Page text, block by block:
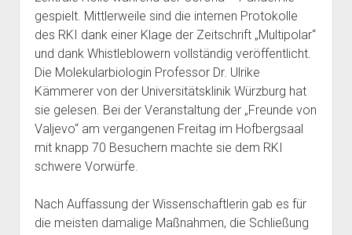
gespielt. Mittlerweile sind die internen Protokolle
des RKI dank einer Klage der Zeitschrift „Multipolar“
und dank Whistleblowern vollständig veröffentlicht.
Die Molekularbiologin Professor Dr. Ulrike
Kämmerer von der Universitätsklinik Würzburg hat
sie gelesen. Bei der Veranstaltung der „Freunde von
Valjevo“ am vergangenen Freitag im Hofbergsaal
mit knapp 70 Besuchern machte sie dem RKI
schwere Vorwürfe.
Nach Auffassung der Wissenschaftlerin gab es für
die meisten damalige Maßnahmen, die Schließung